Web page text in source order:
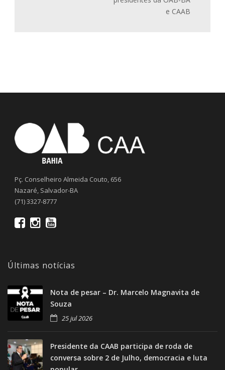
e CAAB
Pç. Conselheiro Almeida Couto, 656
Nazaré, Salvador-BA
(71) 3327-8777
Últimas notícias
Nota de pesar – Dr. Marcelo Magnavita de
Souza
25 jul 2026
Presidente da CAAB participa de roda de
conversa sobre 2 de Julho, democracia e luta